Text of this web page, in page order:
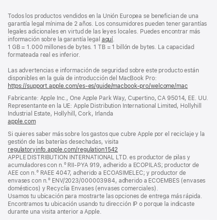
Todos los productos vendidos en la Unión Europea se benefician de una
garantía legal mínima de 2 años. Los consumidores pueden tener garantías
legales adicionales en virtud de las leyes locales. Puedes encontrar más
información sobre la garantía legal aquí
1 GB = 1.000 millones de bytes. 1 TB = 1 billón de bytes. La capacidad
formateada real es inferior.
Las advertencias e información de seguridad sobre este producto están
disponibles en la guía de introducción del MacBook Pro:
https://support.apple.com/es-es/guide/macbook-pro/welcome/mac
en
una
Fabricante: Apple Inc., One Apple Park Way, Cupertino, CA 95014, EE. UU.
Representante en la UE: Apple Distribution International Limited, Hollyhill
Industrial Estate, Hollyhill, Cork, Irlanda
apple.com(se
en
una
ventana
nueva)
Si quieres saber más sobre los gastos que cubre Apple por el reciclaje y la
gestión de las baterías desechadas, visita
regulatoryinfo.apple.com/regulation1542
abre
en
una
ventana
nueva)
APPLE DISTRIBUTION INTERNATIONAL LTD. es productor de pilas y
acumuladores con n.º RII-PYA 919, adherido a ECOPILAS; productor de
AEE con n.º RAEE 4047, adherido a ECOASIMELEC; y productor de
envases con n.º ENV/2023/000003984, adherido a ECOEMBES (envases
domésticos) y Recyclia Envases (envases comerciales).
Usamos tu ubicación para mostrarte las opciones de entrega más rápida.
Encontramos tu ubicación usando tu dirección IP o porque la indicaste
durante una visita anterior a Apple.